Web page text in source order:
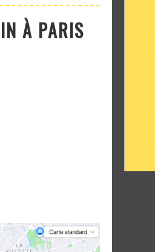
À PARIS